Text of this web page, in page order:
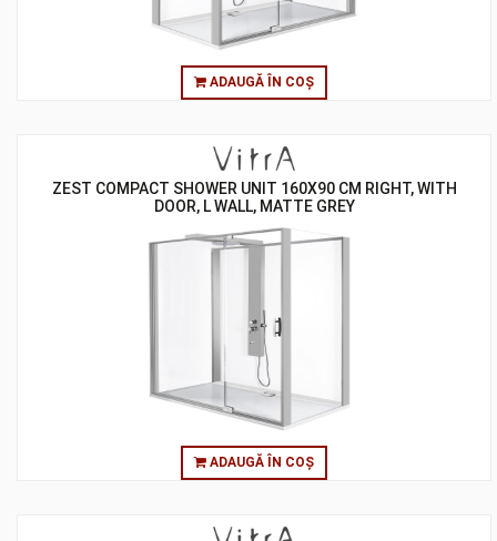
ADAUGĂ ÎN COȘ
ZEST COMPACT SHOWER UNIT 160X90 CM RIGHT, WITH
DOOR, L WALL, MATTE GREY
ADAUGĂ ÎN COȘ